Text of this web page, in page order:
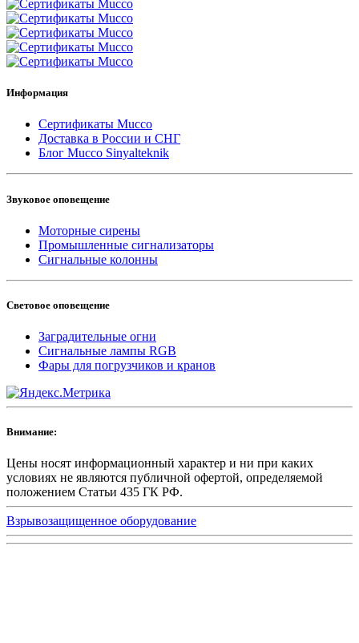
Информация
Сертификаты Mucco
Доставка в России и СНГ
Блог Mucco Sinyalteknik
Звуковое оповещение
Моторные сирены
Промышленные сигнализаторы
Сигнальные колонны
Световое оповещение
Заградительные огни
Сигнальные лампы RGB
Фары для погрузчиков и кранов
Внимание:
Цены носят информационный характер и ни при каких
условиях не являются публичной офертой, определяемой
положением Статьи 435 ГК РФ.
Взрывозащищенное оборудование